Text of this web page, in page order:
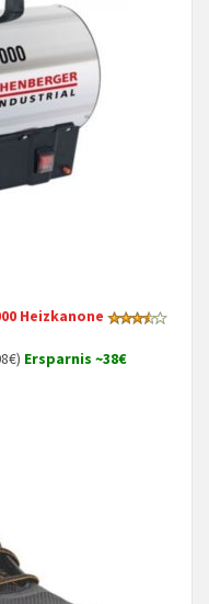
Heizkanone
Ersparnis ~38€